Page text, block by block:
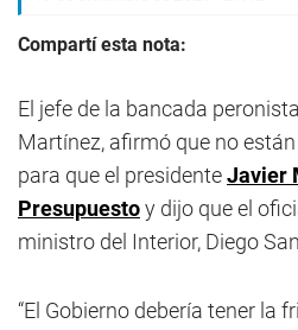
Compartí esta nota:
El jefe de la bancada
Martínez, afirmó que no
para que el presidenteJavier
Presupuestoy dijo que el
ministro del Interior, Diego
“El Gobierno debería tener la